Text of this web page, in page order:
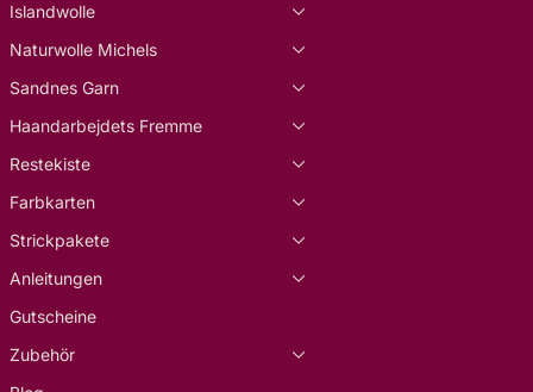
Islandwolle
Naturwolle Michels
Sandnes Garn
Haandarbejdets Fremme
Restekiste
Farbkarten
Strickpakete
Anleitungen
Gutscheine
Zubehör